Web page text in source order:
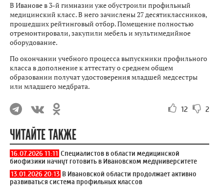
В Иванове в 3-й гимназии уже обустроили профильный
медицинский класс. В него зачислены 27 десятиклассников,
прошедших рейтинговый отбор. Помещение полностью
отремонтировали, закупили мебель и мультимедийное
оборудование.
По окончании учебного процесса выпускники профильного
класса в дополнение к аттестату о среднем общем
образовании получат удостоверения младшей медсестры
или младшего медбрата.
12 2
ЧИТАЙТЕ ТАКЖЕ
16.07.2026 11:11 Специалистов в области медицинской
биофизики начнут готовить в Ивановском медуниверситете
13.01.2026 20:13 В Ивановской области продолжает активно
развиваться система профильных классов